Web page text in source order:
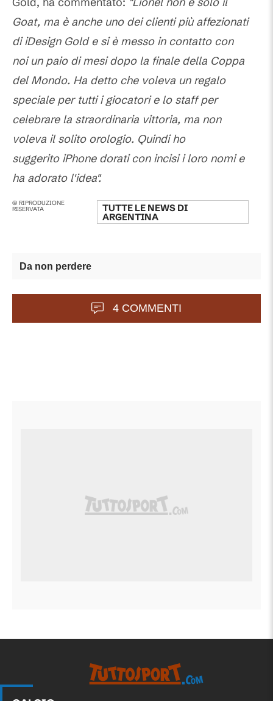
Goat, ma è anche uno dei clienti più affezionati
di iDesign Gold e si è messo in contatto con
noi un paio di mesi dopo la finale della Coppa
del Mondo. Ha detto che voleva un regalo
speciale per tutti i giocatori e lo staff per
celebrare la straordinaria vittoria, ma non
voleva il solito orologio. Quindi ho
suggerito iPhone dorati con incisi i loro nomi e
ha adorato l'idea".
© RIPRODUZIONE
RISERVATA TUTTE LE NEWS DI
ARGENTINA
Da non perdere
4 COMMENTI